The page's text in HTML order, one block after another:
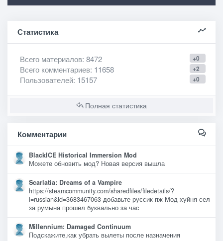
Статистика
+0
Всего материалов: 8472
+2
Всего комментариев: 11658
+0
Пользователей: 15157
Полная статистика
Комментарии
BlackICE Historical Immersion Mod
Можете обновить мод? Новая версия вышла
Scarlatia: Dreams of a Vampire
https://steamcommunity.com/sharedfiles/filedetails/?
l=russian&id=3683467063 добавьте руссик пж Мод хуйня сел
за румына прошел буквально за час
Millennium: Damaged Continuum
Подскажите,как убрать вылеты после назначения